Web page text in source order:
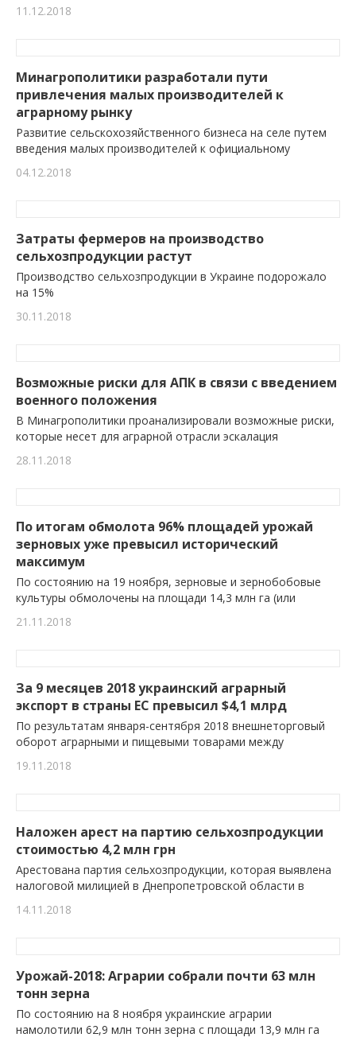
11.12.2018
Минагрополитики разработали пути
привлечения малых производителей к
аграрному рынку
Развитие сельскохозяйственного бизнеса на селе путем
введения малых производителей к официальному
04.12.2018
Затраты фермеров на производство
сельхозпродукции растут
Производство сельхозпродукции в Украине подорожало
на 15%
30.11.2018
Возможные риски для АПК в связи с введением
военного положения
В Минагрополитики проанализировали возможные риски,
которые несет для аграрной отрасли эскалация
28.11.2018
По итогам обмолота 96% площадей урожай
зерновых уже превысил исторический
максимум
По состоянию на 19 ноября, зерновые и зернобобовые
культуры обмолочены на площади 14,3 млн га (или
21.11.2018
За 9 месяцев 2018 украинский аграрный
экспорт в страны ЕС превысил $4,1 млрд
По результатам января-сентября 2018 внешнеторговый
оборот аграрными и пищевыми товарами между
19.11.2018
Наложен арест на партию сельхозпродукции
стоимостью 4,2 млн грн
Арестована партия сельхозпродукции, которая выявлена
налоговой милицией в Днепропетровской области в
14.11.2018
Урожай-2018: Аграрии собрали почти 63 млн
тонн зерна
По состоянию на 8 ноября украинские аграрии
намолотили 62,9 млн тонн зерна с площади 13,9 млн га